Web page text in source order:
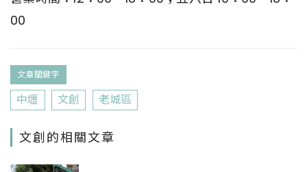
00
文章關鍵字
中壢 文創 老城區
文創的相關文章